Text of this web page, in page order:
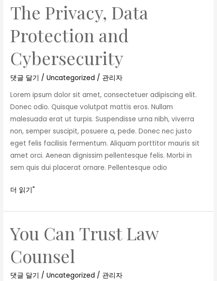
The Privacy, Data
Protection and
Cybersecurity
댓글 달기 /Uncategorized / 관리자
Lorem ipsum dolor sit amet, consectetuer adipiscing elit.
Donec odio. Quisque volutpat mattis eros. Nullam
malesuada erat ut turpis. Suspendisse urna nibh, viverra
non, semper suscipit, posuere a, pede. Donec nec justo
eget felis facilisis fermentum. Aliquam porttitor mauris sit
amet orci. Aenean dignissim pellentesque felis. Morbi in
sem quis dui placerat ornare. Pellentesque odio
The
Privacy,
Data
Protection
and
Cybersecurity
더 읽기"
You Can Trust Law
Counsel
댓글 달기 /Uncategorized / 관리자
You
Can
Trust
Law
Counsel